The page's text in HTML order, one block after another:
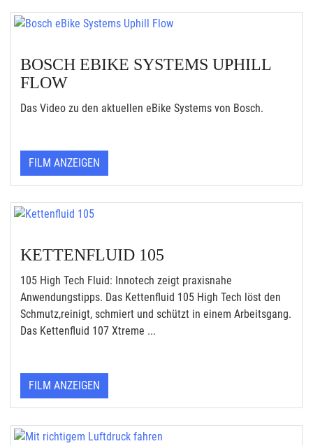
BOSCH EBIKE SYSTEMS UPHILL
FLOW
Das Video zu den aktuellen eBike Systems von Bosch.
FILM ANZEIGEN
KETTENFLUID 105
105 High Tech Fluid: Innotech zeigt praxisnahe
Anwendungstipps. Das Kettenfluid 105 High Tech löst den
Schmutz,reinigt, schmiert und schützt in einem Arbeitsgang.
Das Kettenfluid 107 Xtreme ...
FILM ANZEIGEN